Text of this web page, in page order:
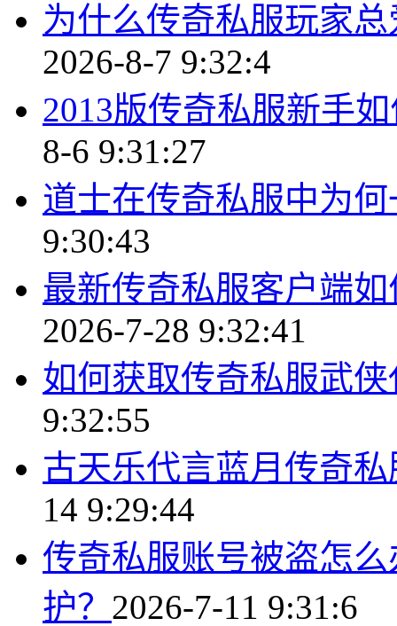
为什么传奇私服玩家
2026-8-7 9:32:4
2013版传奇私服新手
8-6 9:31:27
道士在传奇私服中为
9:30:43
最新传奇私服客户端
2026-7-28 9:32:41
如何获取传奇私服武
9:32:55
古天乐代言蓝月传奇
14 9:29:44
传奇私服账号被盗怎
护？ 2026-7-11 9:31:6